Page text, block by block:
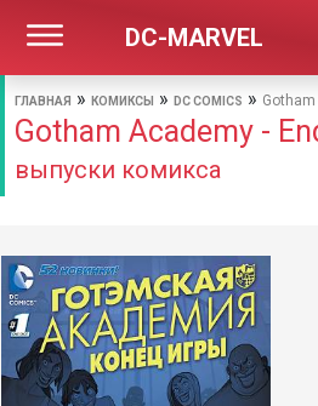
DC-MARVEL
ГЛАВНАЯ » КОМИКСЫ » DC COMICS »
Gotham Academy -
выпуски комикса